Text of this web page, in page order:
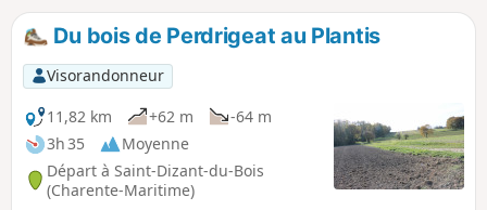
Du bois de Perdrigeat au Plantis
Visorandonneur
11,82 km
+62 m
-64 m
3h 35
Moyenne
Départ à Saint-Dizant-du-Bois
(Charente-Maritime)